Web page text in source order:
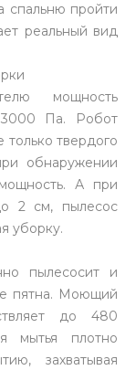
спальню пройти
реальный вид
мощность
3000 Па. Робот
твердого
обнаружении
мощность. А при
2 см, пылесос
уборку.
пылесосит и
пятна. Моющий
до 480
мытья плотно
захватывая